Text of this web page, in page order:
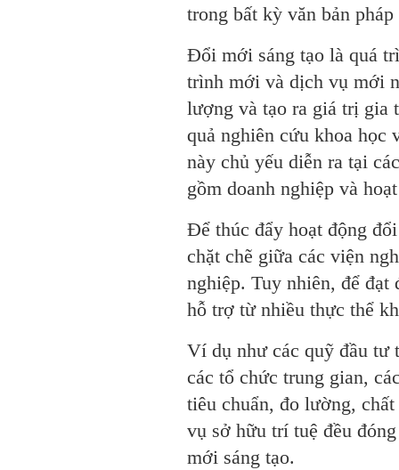
trong bất kỳ văn bản
Đổi mới sáng tạo là quá
trình mới và dịch vụ mới
lượng và tạo ra giá trị gia
quả nghiên cứu khoa học
này chủ yếu diễn ra tại
gồm doanh nghiệp và
Để thúc đẩy hoạt động
chặt chẽ giữa các viện
nghiệp. Tuy nhiên, để đạt
hỗ trợ từ nhiều thực thể
Ví dụ như các quỹ đầu tư
các tổ chức trung gian,
tiêu chuẩn, đo lường,
vụ sở hữu trí tuệ đều
mới sáng tạo.